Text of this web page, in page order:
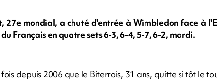
27e mondial, a chuté d'entrée à Wimbledon face à
Français en quatre sets 6-3, 6-4, 5-7, 6-2, mardi.
depuis 2006 que le Biterrois, 31 ans, quitte si tôt le